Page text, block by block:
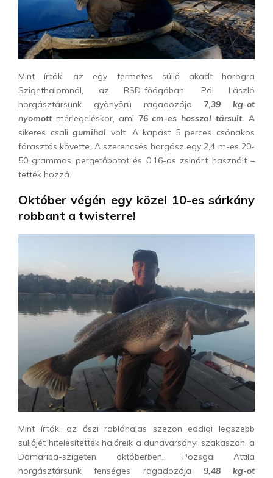
Mint írták, az egy termetes süllő akadt horogra
Szigethalomnál, az RSD-főágában. Pál László
horgásztársunk gyönyörű ragadozója 7,39 kg-ot
nyomottmérlegeléskor, ami 76 cm-es hosszal társult. A
sikeres csaligumihal volt. A kapást 5 perces csónakos
fárasztás követte. A szerencsés horgász egy 2,4 m-es 20-
50 grammos pergetőbotot és 0.16-os zsinórt használt –
tették hozzá.
Október végén egy közel 10-es sárkány
robbant a twisterre!
Mint írták, az őszi rablóhalas szezon eddigi legszebb
süllőjét hitelesítették halőreik a dunavarsányi szakaszon, a
Domariba-szigeten, októberben. Pozsgai Attila
horgásztársunk fenséges ragadozója 9,48 kg-ot